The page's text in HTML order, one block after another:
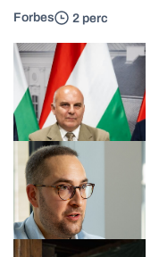
Forbes 2 perc
Politika